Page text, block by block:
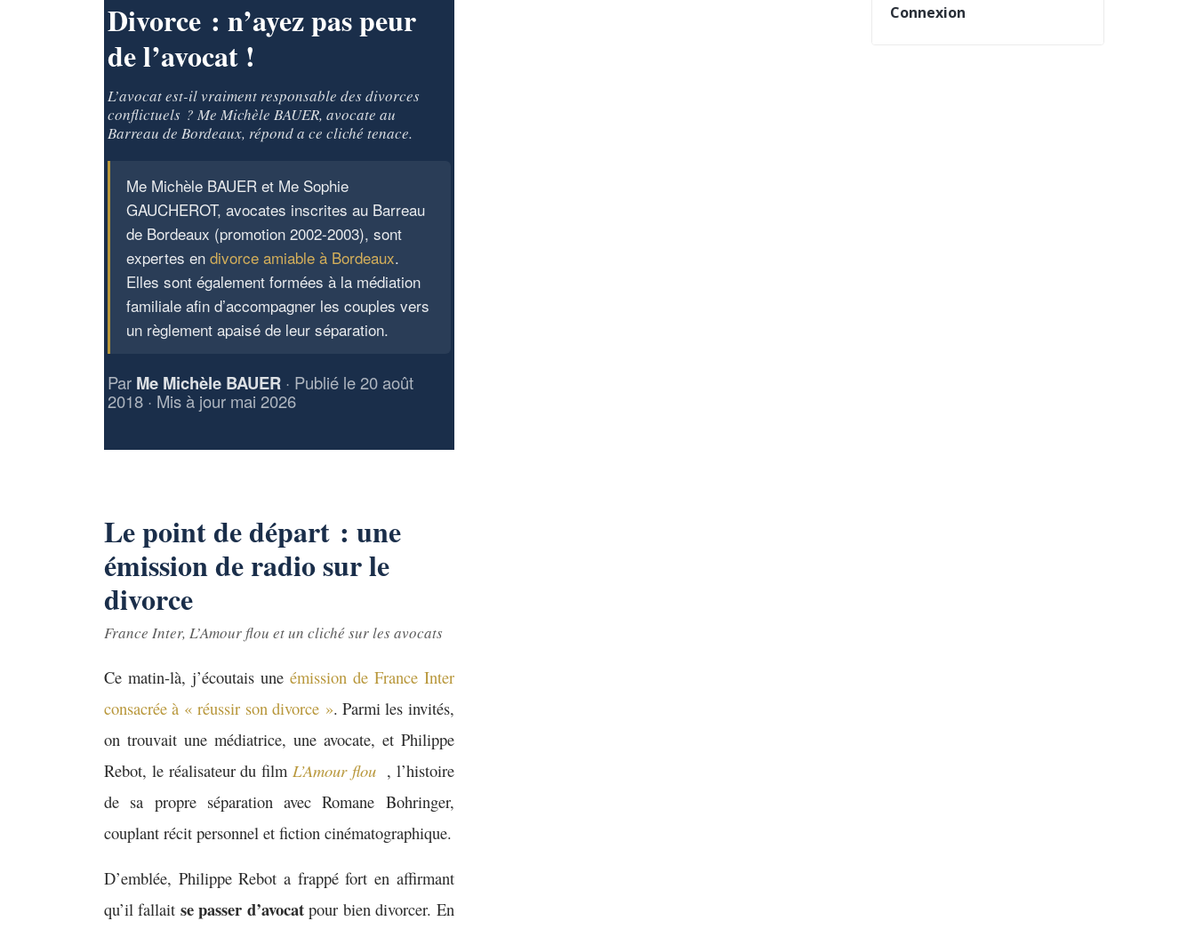
Connexion
Divorce : n’ayez pas peur
de l’avocat !
L’avocat est-il vraiment responsable des divorces
conflictuels ? Me Michèle BAUER, avocate au
Barreau de Bordeaux, répond a ce cliché tenace.
Me Michèle BAUER et Me Sophie
GAUCHEROT, avocates inscrites au Barreau
de Bordeaux (promotion 2002-2003), sont
expertes en divorce amiable à Bordeaux.
Elles sont également formées à la médiation
familiale afin d’accompagner les couples vers
un règlement apaisé de leur séparation.
Par Me Michèle BAUER · Publié le 20 août
2018 · Mis à jour mai 2026
Le point de départ : une
émission de radio sur le
divorce
France Inter, L’Amour flou et un cliché sur les avocats
Ce matin-là, j’écoutais une émission de France Inter
consacrée à « réussir son divorce ». Parmi les invités,
on trouvait une médiatrice, une avocate, et Philippe
Rebot, le réalisateur du film L’Amour flou , l’histoire
de sa propre séparation avec Romane Bohringer,
couplant récit personnel et fiction cinématographique.
D’emblée, Philippe Rebot a frappé fort en affirmant
qu’il fallait se passer d’avocatpour bien divorcer. En